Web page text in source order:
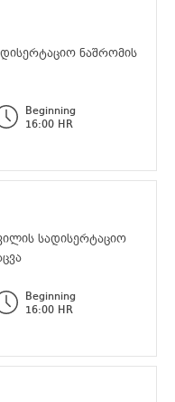
ნაშრომის
Beginning
16:00 HR
სადისერტაციო
Beginning
16:00 HR